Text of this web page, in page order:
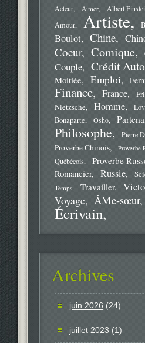
Acteur Aimer Albert
Amour Artiste
Boulot Chine
Coeur Comique
Couple Crédit Auto
Moitiée
Emploi
Finance France
Nietzsche
Homme
Bonaparte
Osho
Philosophe Pierre
Proverbe Chinois Proverbe
Québécois
Proverbe
Romancier Russie
Temps Travailler
Voyage ÂMe-sœur
Écrivain
Archives
juin 2026 (24)
juillet 2023 (1)